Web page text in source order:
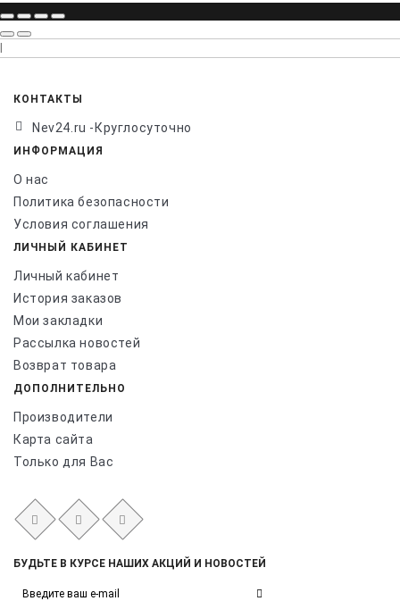
КОНТАКТЫ
Nev24.ru -Круглосуточно
ИНФОРМАЦИЯ
О нас
Политика безопасности
Условия соглашения
ЛИЧНЫЙ КАБИНЕТ
Личный кабинет
История заказов
Мои закладки
Рассылка новостей
Возврат товара
ДОПОЛНИТЕЛЬНО
Производители
Карта сайта
Только для Вас
БУДЬТЕ В КУРСЕ НАШИХ АКЦИЙ И НОВОСТЕЙ